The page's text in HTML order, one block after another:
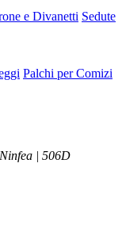
e Divanetti Sedute
Palchi per Comizi
| 506D